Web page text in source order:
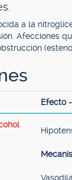
a la
Afecciones
Efecto